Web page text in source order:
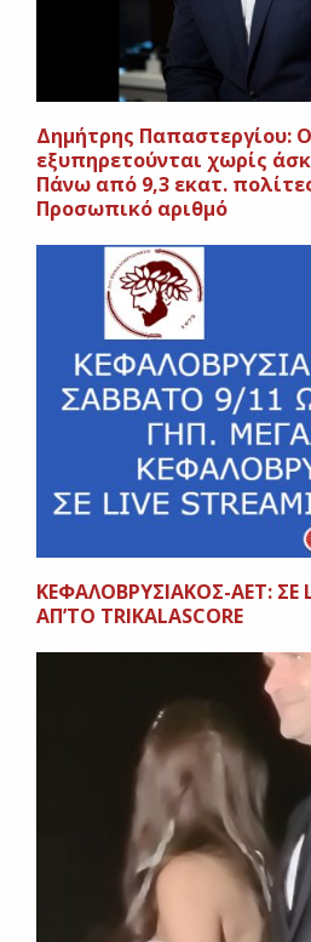
Δημήτρης Παπαστεργίου:
εξυπηρετούνται χωρίς
Πάνω από 9,3 εκατ.
Προσωπικό αριθμό
ΚΕΦΑΛΟΒΡΥΣΙΑΚΟΣ-ΑΕΤ: ΣΕ
AΠ’ΤΟ TRIKALASCORE